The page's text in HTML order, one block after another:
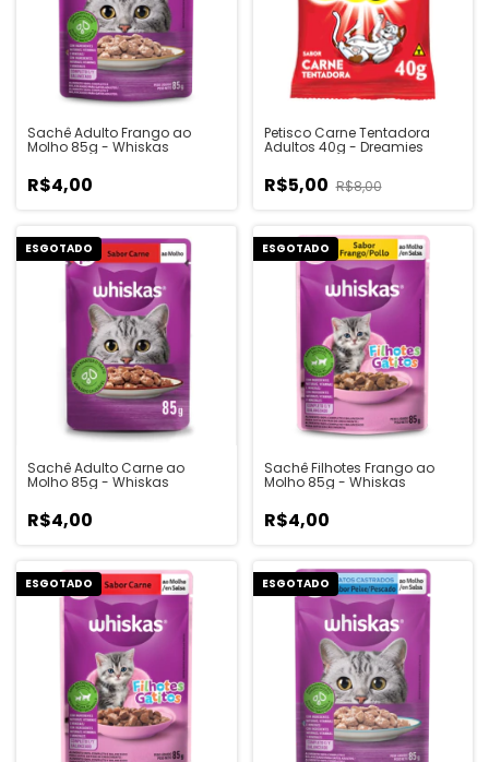
Sachê Adulto Frango ao
Molho 85g - Whiskas
R$4,00
Petisco Carne Tentadora
Adultos 40g - Dreamies
R$5,00 R$8,00
ESGOTADO
Sachê Adulto Carne ao
Molho 85g - Whiskas
R$4,00
ESGOTADO
Sachê Filhotes Frango ao
Molho 85g - Whiskas
R$4,00
ESGOTADO ESGOTADO